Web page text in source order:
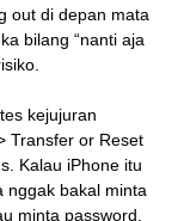
out di depan mata
bilang “nanti aja
kejujuran
Transfer or Reset
Kalau iPhone itu
nggak bakal minta
minta password,